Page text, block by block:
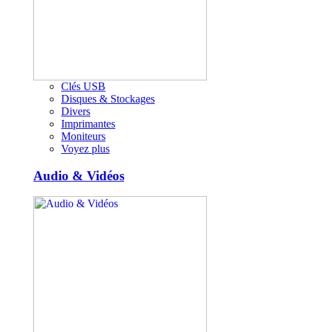
Clés USB
Disques & Stockages
Divers
Imprimantes
Moniteurs
Voyez plus
Audio & Vidéos